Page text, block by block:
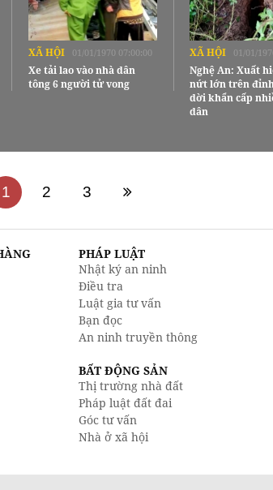
XÃ HỘI 01/01/1970 07:00:00
Xe tải lao vào nhà dân
tông 6 người tử vong
XÃ HỘI 01/01/
Nghệ An: Xuất
nứt lớn trên
dời khẩn cấp
dân
1 2 3
PHÁP LUẬT
Nhật ký an ninh
Điều tra
Luật gia tư vấn
Bạn đọc
An ninh truyền thông
BẤT ĐỘNG SẢN
Thị trường nhà đất
Pháp luật đất đai
Góc tư vấn
Nhà ở xã hội